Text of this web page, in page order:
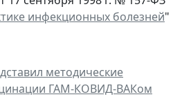
инфекционных болезней"
методические
ГАМ-КОВИД-ВАКом